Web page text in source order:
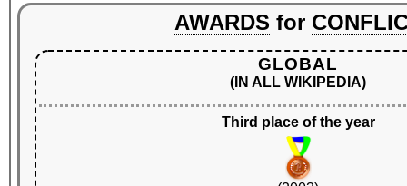
AWARDS for
GLOBAL
(IN ALL WIKIPEDIA)
Third place of the year